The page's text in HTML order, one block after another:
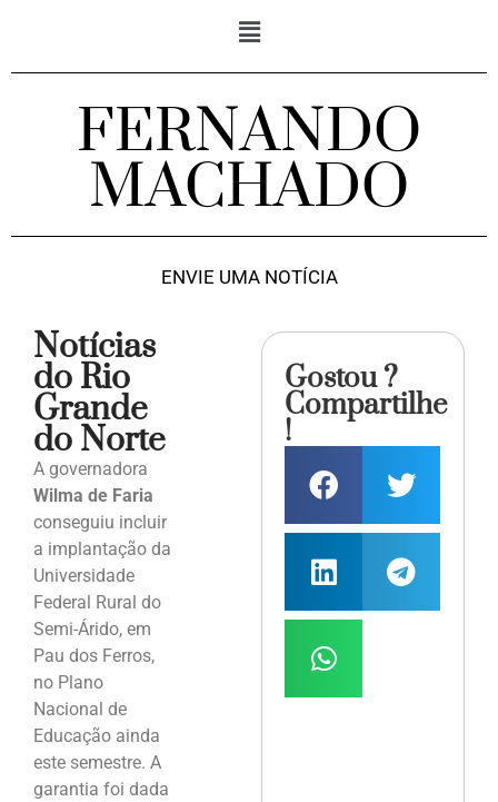
FERNANDO
MACHADO
ENVIE UMA NOTÍCIA
Notícias
do Rio
Grande
do Norte
A governadora
Wilma de Faria
conseguiu incluir
a implantação da
Universidade
Federal Rural do
Semi-Árido, em
Pau dos Ferros,
no Plano
Nacional de
Educação ainda
este semestre. A
garantia foi dada
Gostou ?
Compartilhe
!